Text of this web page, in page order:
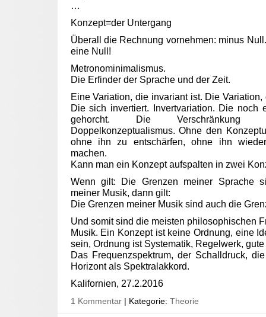
…
Konzept=der Untergang
Überall die Rechnung vornehmen: minus
eine Null!
Metronominimalismus.
Die Erfinder der Sprache und der Zeit.
Eine Variation, die invariant ist. Die
Die sich invertiert. Invertvariation. Die noch
gehorcht. Die Verschränkung
Doppelkonzeptualismus. Ohne den
ohne ihn zu entschärfen, ohne ihn
machen.
Kann man ein Konzept aufspalten in zwei
Wenn gilt: Die Grenzen meiner Sprache
meiner Musik, dann gilt:
Die Grenzen meiner Musik sind auch die
Und somit sind die meisten philosophischen
Musik. Ein Konzept ist keine Ordnung, eine
sein, Ordnung ist Systematik, Regelwerk,
Das Frequenzspektrum, der Schalldruck,
Horizont als Spektralakkord.
Kalifornien, 27.2.2016
1 Kommentar | Kategorie: Theorie